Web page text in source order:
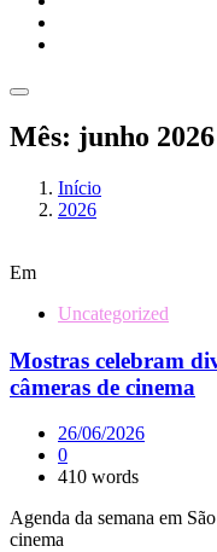
Mês: junho 2026
Início
2026
Em
Uncategorized
Mostras celebram
câmeras de cinema
26/06/2026
0
410 words
Agenda da semana em
cinema